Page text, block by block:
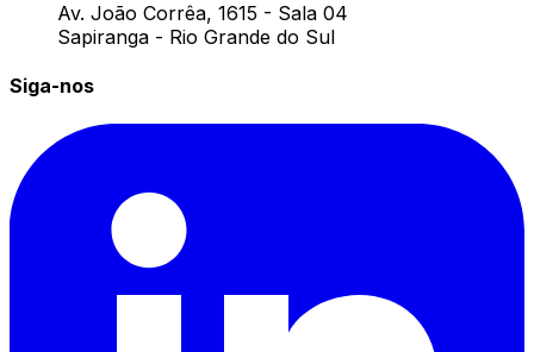
Av. João Corrêa, 1615 - Sala 04
Sapiranga - Rio Grande do Sul
Siga-nos